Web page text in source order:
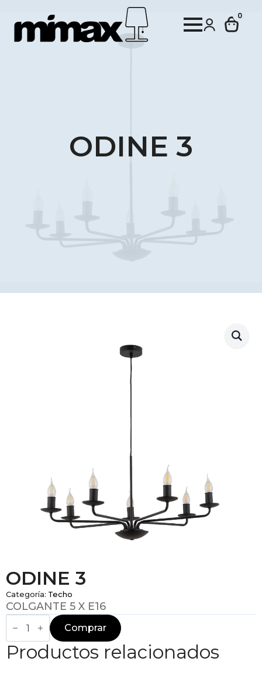
0
ODINE 3
ODINE 3
Categoría: Techo
COLGANTE 5 X E16
ODINE
Comprar
Productos relacionados